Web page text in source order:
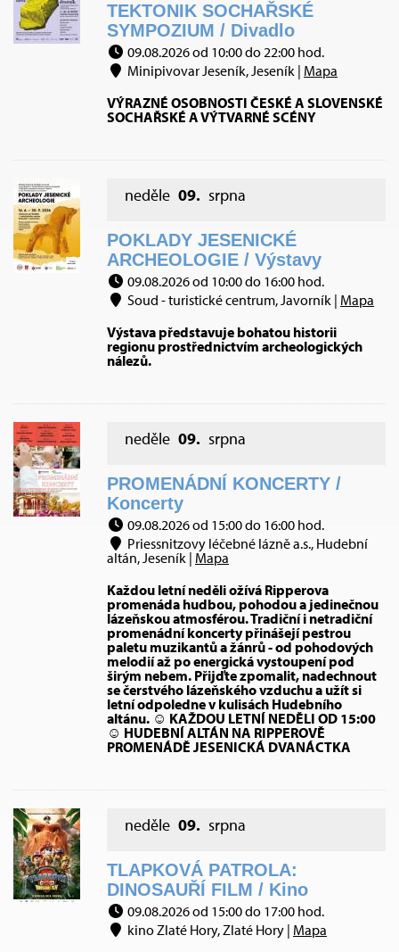
TEKTONIK SOCHAŘSKÉ
SYMPOZIUM / Divadlo
09.08.2026 od 10:00 do 22:00 hod.
Minipivovar Jeseník, Jeseník | Mapa
VÝRAZNÉ OSOBNOSTI ČESKÉ A SLOVENSKÉ
SOCHAŘSKÉ A VÝTVARNÉ SCÉNY
neděle 09. srpna
POKLADY JESENICKÉ
ARCHEOLOGIE / Výstavy
09.08.2026 od 10:00 do 16:00 hod.
Soud - turistické centrum, Javorník | Mapa
Výstava představuje bohatou historii
regionu prostřednictvím archeologických
nálezů.
neděle 09. srpna
PROMENÁDNÍ KONCERTY /
Koncerty
09.08.2026 od 15:00 do 16:00 hod.
Priessnitzovy léčebné lázně a.s., Hudební
altán, Jeseník | Mapa
Každou letní neděli ožívá Ripperova
promenáda hudbou, pohodou a jedinečnou
lázeňskou atmosférou. Tradiční i netradiční
promenádní koncerty přinášejí pestrou
paletu muzikantů a žánrů - od pohodových
melodií až po energická vystoupení pod
širým nebem. Přijďte zpomalit, nadechnout
se čerstvého lázeňského vzduchu a užít si
letní odpoledne v kulisách Hudebního
altánu. ☺ KAŽDOU LETNÍ NEDĚLI OD 15:00
☺ HUDEBNÍ ALTÁN NA RIPPEROVĚ
PROMENÁDĚ JESENICKÁ DVANÁCTKA
neděle 09. srpna
TLAPKOVÁ PATROLA:
DINOSAUŘÍ FILM / Kino
09.08.2026 od 15:00 do 17:00 hod.
kino Zlaté Hory, Zlaté Hory | Mapa